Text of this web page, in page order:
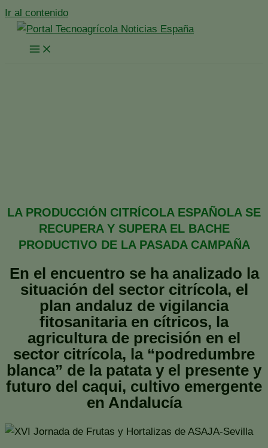
Ir al contenido
LA PRODUCCIÓN CITRÍCOLA ESPAÑOLA SE
RECUPERA Y SUPERA EL BACHE
PRODUCTIVO DE LA PASADA CAMPAÑA
En el encuentro se ha analizado la
situación del sector citrícola, el
plan andaluz de vigilancia
fitosanitaria en cítricos, la
agricultura de precisión en el
sector citrícola, la “podredumbre
blanca” de la patata y el presente y
futuro del caqui, cultivo emergente
en Andalucía